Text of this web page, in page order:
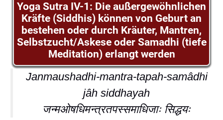
Yoga Sutra IV-1: Die außergewöhnlichen
Kräfte (Siddhis) können von Geburt an
bestehen oder durch Kräuter, Mantren,
Selbstzucht/Askese oder Samadhi (tiefe
Meditation) erlangt werden
Janmaushadhi-mantra-tapah-samâdhi
jâh siddhayah
जन्मओषधिमन्त्रतपस्समाधिजाः सिद्धयः